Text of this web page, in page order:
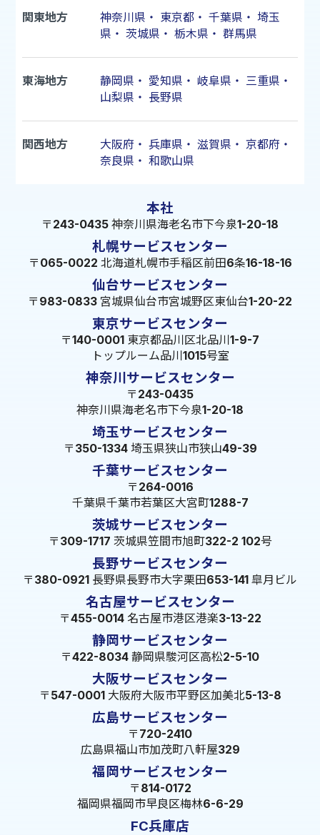
関東地方 神奈川県 ・ 東京都・ 千葉県 ・ 埼玉
県 ・ 茨城県 ・ 栃木県 ・ 群馬県
東海地方 静岡県 ・ 愛知県 ・ 岐阜県 ・ 三重県 ・
山梨県 ・ 長野県
関西地方 大阪府 ・ 兵庫県 ・ 滋賀県 ・ 京都府 ・
奈良県 ・ 和歌山県
本社
〒243-0435 神奈川県海老名市下今泉1-20-18
札幌サービスセンター
〒065-0022 北海道札幌市手稲区前田6条16-18-16
仙台サービスセンター
〒983-0833 宮城県仙台市宮城野区東仙台1-20-22
東京サービスセンター
〒140-0001 東京都品川区北品川1-9-7
トップルーム品川1015号室
神奈川サービスセンター
〒243-0435
神奈川県海老名市下今泉1-20-18
埼玉サービスセンター
〒350-1334 埼玉県狭山市狭山49-39
千葉サービスセンター
〒264-0016
千葉県千葉市若葉区大宮町1288-7
茨城サービスセンター
〒309-1717 茨城県笠間市旭町322-2 102号
長野サービスセンター
〒380-0921 長野県長野市大字栗田653-141 皐月ビル
名古屋サービスセンター
〒455-0014 名古屋市港区港楽3-13-22
静岡サービスセンター
〒422-8034 静岡県駿河区高松2-5-10
大阪サービスセンター
〒547-0001 大阪府大阪市平野区加美北5-13-8
広島サービスセンター
〒720-2410
広島県福山市加茂町八軒屋329
福岡サービスセンター
〒814-0172
福岡県福岡市早良区梅林6-6-29
FC兵庫店